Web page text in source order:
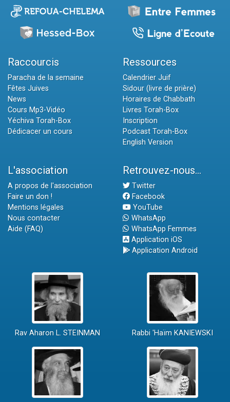
Raccourcis
Paracha de la semaine
Fêtes Juives
News
Cours Mp3-Vidéo
Yéchiva Torah-Box
Dédicacer un cours
Ressources
Calendrier Juif
Sidour (livre de prière)
Horaires de Chabbath
Livres Torah-Box
Inscription
Podcast Torah-Box
English Version
L'association
A propos de l'association
Faire un don !
Mentions légales
Nous contacter
Aide (FAQ)
Retrouvez-nous...
Twitter
Facebook
YouTube
WhatsApp
WhatsApp Femmes
Application iOS
Application Android
Rav Aharon L. STEINMAN Rabbi 'Haïm KANIEWSKI